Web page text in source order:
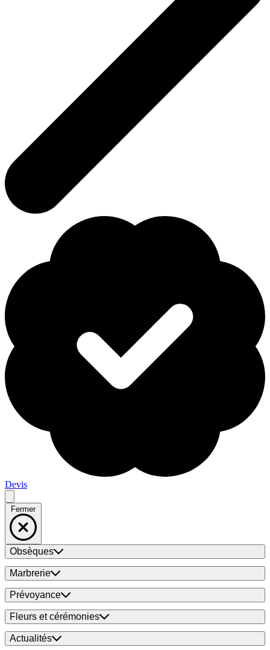
Devis
Fermer
Obsèques
Marbrerie
Prévoyance
Fleurs et cérémonies
Actualités